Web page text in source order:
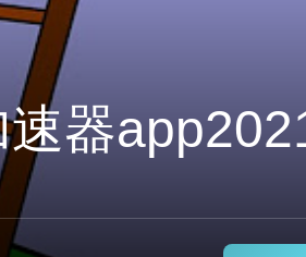
费的加速